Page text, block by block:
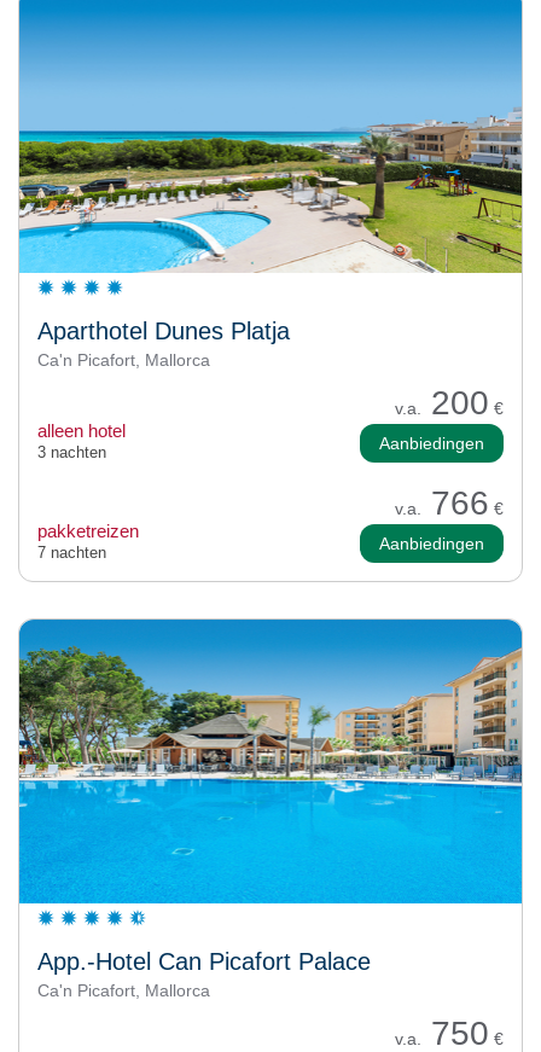
Aparthotel Dunes Platja
Ca'n Picafort, Mallorca
v.a. 200 €
alleen hotel
3 nachten Aanbiedingen
v.a. 766 €
pakketreizen
7 nachten Aanbiedingen
App.-Hotel Can Picafort Palace
Ca'n Picafort, Mallorca
v.a. 750 €